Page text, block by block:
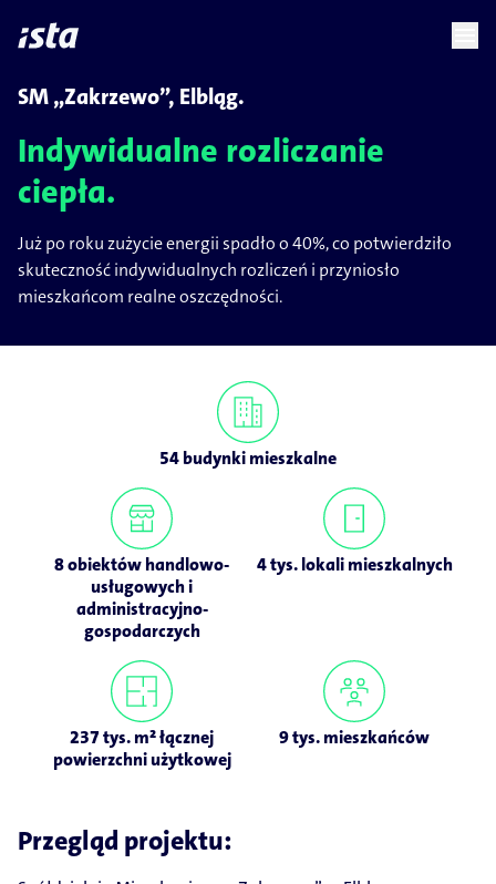
languagechevron_right
SM „Zakrzewo”, Elbląg.
Indywidualne rozliczanie
ciepła.
Już po roku zużycie energii spadło o 40%, co potwierdziło
skuteczność indywidualnych rozliczeń i przyniosło
mieszkańcom realne oszczędności.
54 budynki mieszkalne
8 obiektów handlowo-
usługowych i
administracyjno-
gospodarczych
4 tys. lokali mieszkalnych
237 tys. m² łącznej
powierzchni użytkowej
9 tys. mieszkańców
Przegląd projektu: